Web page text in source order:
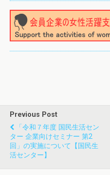
Previous Post
「令和７年度 国民生活セン
ター 企業向けセミナー 第2
回」の実施について【国民生
活センター】